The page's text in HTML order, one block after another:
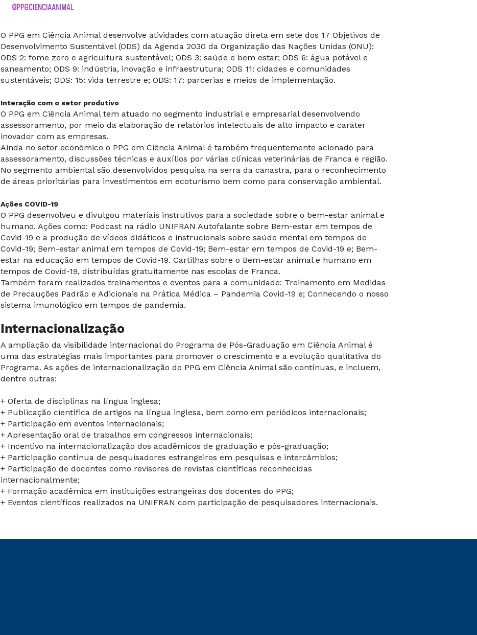
O PPG em Ciência Animal desenvolve atividades com atuação direta em sete dos 17 Objetivos de
Desenvolvimento Sustentável (ODS) da Agenda 2030 da Organização das Nações Unidas (ONU):
ODS 2: fome zero e agricultura sustentável; ODS 3: saúde e bem estar; ODS 6: água potável e
saneamento; ODS 9: indústria, inovação e infraestrutura; ODS 11: cidades e comunidades
sustentáveis; ODS: 15: vida terrestre e; ODS: 17: parcerias e meios de implementação.
Interação com o setor produtivo
O PPG em Ciência Animal tem atuado no segmento industrial e empresarial desenvolvendo
assessoramento, por meio da elaboração de relatórios intelectuais de alto impacto e caráter
inovador com as empresas.
Ainda no setor econômico o PPG em Ciência Animal é também frequentemente acionado para
assessoramento, discussões técnicas e auxílios por várias clínicas veterinárias de Franca e região.
No segmento ambiental são desenvolvidos pesquisa na serra da canastra, para o reconhecimento
de áreas prioritárias para investimentos em ecoturismo bem como para conservação ambiental.
Ações COVID-19
O PPG desenvolveu e divulgou materiais instrutivos para a sociedade sobre o bem-estar animal e
humano. Ações como: Podcast na rádio UNIFRAN Autofalante sobre Bem-estar em tempos de
Covid-19 e a produção de vídeos didáticos e instrucionais sobre saúde mental em tempos de
Covid-19; Bem-estar animal em tempos de Covid-19; Bem-estar em tempos de Covid-19 e; Bem-
estar na educação em tempos de Covid-19. Cartilhas sobre o Bem-estar animal e humano em
tempos de Covid-19, distribuídas gratuitamente nas escolas de Franca.
Também foram realizados treinamentos e eventos para a comunidade: Treinamento em Medidas
de Precauções Padrão e Adicionais na Prática Médica – Pandemia Covid-19 e; Conhecendo o nosso
sistema imunológico em tempos de pandemia.
Internacionalização
A ampliação da visibilidade internacional do Programa de Pós-Graduação em Ciência Animal é
uma das estratégias mais importantes para promover o crescimento e a evolução qualitativa do
Programa. As ações de internacionalização do PPG em Ciência Animal são contínuas, e incluem,
dentre outras:
+ Oferta de disciplinas na língua inglesa;
+ Publicação científica de artigos na língua inglesa, bem como em periódicos internacionais;
+ Participação em eventos internacionais;
+ Apresentação oral de trabalhos em congressos internacionais;
+ Incentivo na internacionalização dos acadêmicos de graduação e pós-graduação;
+ Participação contínua de pesquisadores estrangeiros em pesquisas e intercâmbios;
+ Participação de docentes como revisores de revistas científicas reconhecidas
internacionalmente;
+ Formação acadêmica em instituições estrangeiras dos docentes do PPG;
+ Eventos científicos realizados na UNIFRAN com participação de pesquisadores internacionais.